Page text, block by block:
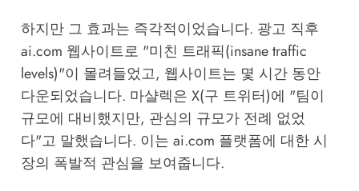
하지만 그 효과는 즉각적이었습니다. 광고 직후
ai.com 웹사이트로 "미친 트래픽(insane traffic
levels)"이 몰려들었고, 웹사이트는 몇 시간 동안
다운되었습니다. 마샬렉은 X(구 트위터)에 "팀이
규모에 대비했지만, 관심의 규모가 전례 없었
다"고 말했습니다. 이는 ai.com 플랫폼에 대한 시
장의 폭발적 관심을 보여줍니다.